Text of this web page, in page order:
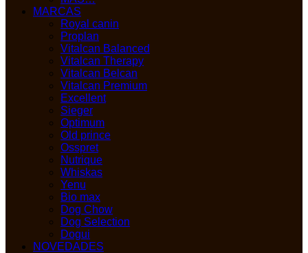
MARCAS
Royal canin
Proplan
Vitalcan Balanced
Vitalcan Therapy
Vitalcan Belcan
Vitalcan Premium
Excellent
Sieger
Optimum
Old prince
Osspret
Nutrique
Whiskas
Yenu
Bio max
Dog Chow
Dog Selection
Dogui
NOVEDADES